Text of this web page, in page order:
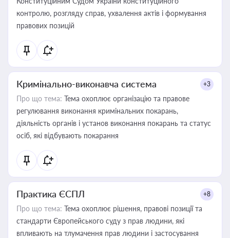
контролю, розгляду справ, ухвалення актів і формування
правових позицій
Кримінально-виконавча система +3
Про що тема: Тема охоплює організацію та правове
регулювання виконання кримінальних покарань,
діяльність органів і установ виконання покарань та статус
осіб, які відбувають покарання
Практика ЄСПЛ +8
Про що тема: Тема охоплює рішення, правові позиції та
стандарти Європейського суду з прав людини, які
впливають на тлумачення прав людини і застосування